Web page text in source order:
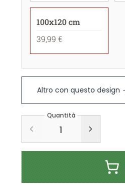
100x120 cm
39,99 €
Altro con questo design
Quantità